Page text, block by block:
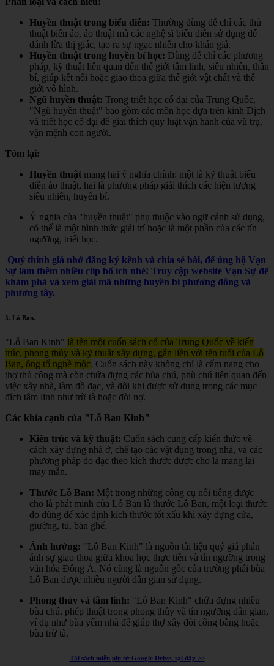
Huyền thuật trong biểu diễn: Thường dùng để chỉ các thủ
thuật biến ảo, ảo thuật mà các nghệ sĩ biểu diễn sử dụng để
đánh lừa thị giác, tạo ra sự ngạc nhiên cho khán giả.
Huyền thuật trong huyền bí học: Dùng để chỉ các phương
pháp, kỹ thuật liên quan đến thế giới tâm linh, siêu nhiên, thần
bí, giúp kết nối hoặc giao thoa giữa thế giới vật chất và thế
giới vô hình.
Ngũ huyền thuật: Trong triết học cổ đại của Trung Quốc,
"Ngũ huyền thuật" bao gồm các môn học dựa trên kinh Dịch
và triết học cổ đại để giải thích quy luật vận hành của vũ trụ,
vận mệnh con người.
Tóm lại:
Huyền thuật mang hai ý nghĩa chính: một là kỹ thuật biểu
diễn ảo thuật, hai là phương pháp giải thích các hiện tượng
siêu nhiên, huyền bí.
Ý nghĩa của "huyền thuật" phụ thuộc vào ngữ cảnh sử dụng,
có thể là một hình thức giải trí hoặc là một phần của các tín
ngưỡng, triết học.
Quý thính giả nhớ đăng ký kênh và chia sẻ bài, để ủng hộ Vạn
Sự làm thêm nhiều clip bổ ích nhé! Truy cập website Vạn Sự để
khám phá và xem giải mã những huyền bí phương đông và
phương tây.
3. Lỗ Ban.
"Lỗ Ban Kinh" là tên một cuốn sách cổ của Trung Quốc về kiến
trúc, phong thủy và kỹ thuật xây dựng, gắn liền với tên tuổi của Lỗ
Ban, ông tổ nghề mộc. Cuốn sách này không chỉ là cẩm nang cho
thợ thủ công mà còn chứa đựng các bùa chú, phù chú liên quan đến
việc xây nhà, làm đồ đạc, và đôi khi được sử dụng trong các mục
đích tâm linh như trừ tà hoặc đòi nợ.
Các khía cạnh của "Lỗ Ban Kinh"
Kiến trúc và kỹ thuật: Cuốn sách cung cấp kiến thức về
cách xây dựng nhà ở, chế tạo các vật dụng trong nhà, và các
phương pháp đo đạc theo kích thước được cho là mang lại
may mắn.
Thước Lỗ Ban: Một trong những công cụ nổi tiếng được
cho là phát minh của Lỗ Ban là thước Lỗ Ban, một loại thước
đo dùng để xác định kích thước tốt xấu khi xây dựng cửa,
giường, tủ, bàn ghế.
Ảnh hưởng: "Lỗ Ban Kinh" là nguồn tài liệu quý giá phản
ánh sự giao thoa giữa khoa học thực tiễn và tín ngưỡng trong
văn hóa Đông Á. Nó cũng là nguồn gốc của trường phái bùa
Lỗ Ban được nhiều người dân gian sử dụng.
Phong thủy và tâm linh: "Lỗ Ban Kinh" chứa đựng nhiều
bùa chú, phép thuật trong phong thủy và tín ngưỡng dân gian,
ví dụ như bùa yểm nhà để giúp thợ xây đòi công bằng hoặc
bùa trừ tà.
Tải sách miễn phí từ Google Drive, tại đây >>